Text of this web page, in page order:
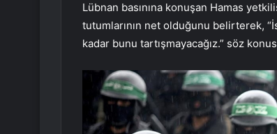
Lübnan basınına konuşan Hamas
tutumlarının net olduğunu belirterek,
kadar bunu tartışmayacağız.” söz